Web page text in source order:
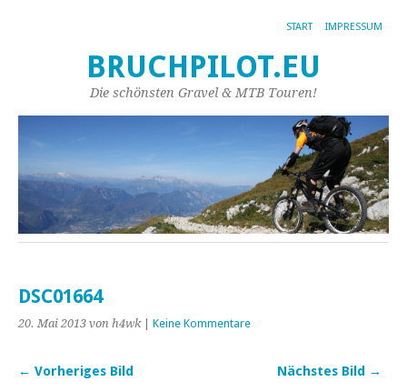
START IMPRESSUM
BRUCHPILOT.EU
Die schönsten Gravel & MTB Touren!
DSC01664
20. Mai 2013 von h4wk| Keine Kommentare
← Vorheriges Bild Nächstes Bild →